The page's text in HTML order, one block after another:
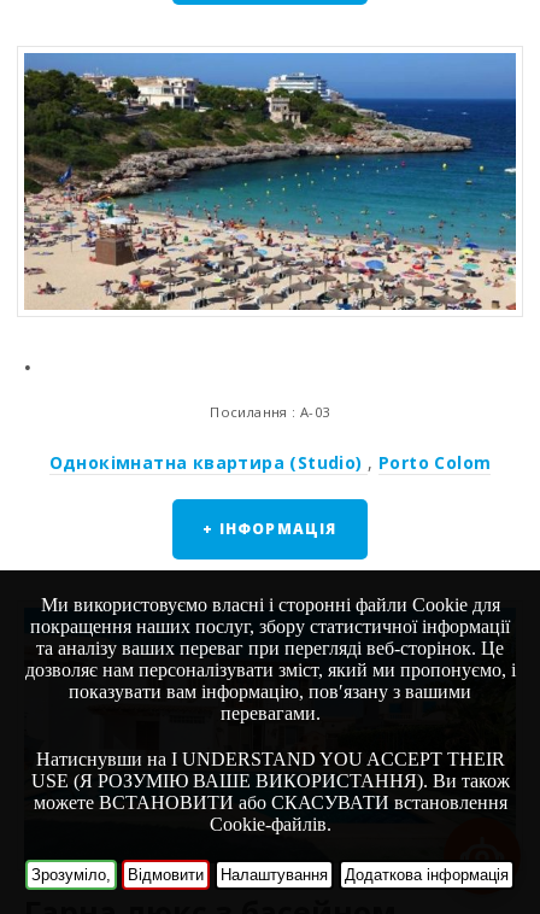
.
Посилання : A-03
Однокімнатна квартира (Studio) , Porto Colom
+ ІНФОРМАЦІЯ
Ми використовуємо власні і сторонні файли Cookie для
покращення наших послуг, збору статистичної інформації
та аналізу ваших переваг при перегляді веб-сторінок. Це
дозволяє нам персоналізувати зміст, який ми пропонуємо, і
показувати вам інформацію, пов′язану з вашими
перевагами.
Натиснувши на I UNDERSTAND YOU ACCEPT THEIR
USE (Я РОЗУМІЮ ВАШЕ ВИКОРИСТАННЯ). Ви також
можете ВСТАНОВИТИ або СКАСУВАТИ встановлення
Cookie-файлів.
Зрозуміло, Відмовити Налаштування Додаткова інформація